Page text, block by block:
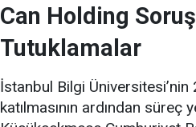
Can Holding
Tutuklamalar
İstanbul Bilgi Üniversitesi’nin
katılmasının ardından süreç